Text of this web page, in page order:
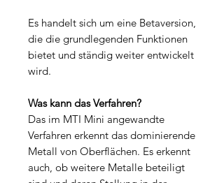
Es handelt sich um eine Betaversion,
die die grundlegenden Funktionen
bietet und ständig weiter entwickelt
wird.
Was kann das Verfahren?
Das im MTI Mini angewandte
Verfahren erkennt das dominierende
Metall von Oberflächen. Es erkennt
auch, ob weitere Metalle beteiligt